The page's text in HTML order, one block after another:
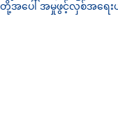
တို့အပေါ် အမှုဖွင့်လှစ်အရေ